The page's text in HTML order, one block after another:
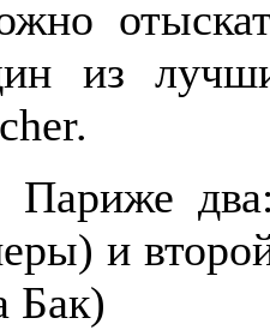
из
Париже
и
Бак)